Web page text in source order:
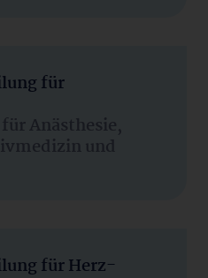
für
Anästhesie,
und
für Herz-